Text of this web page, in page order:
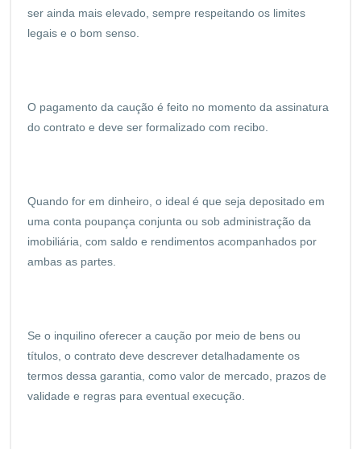
ser ainda mais elevado, sempre respeitando os limites
legais e o bom senso.
O pagamento da caução é feito no momento da assinatura
do contrato e deve ser formalizado com recibo.
Quando for em dinheiro, o ideal é que seja depositado em
uma conta poupança conjunta ou sob administração da
imobiliária, com saldo e rendimentos acompanhados por
ambas as partes.
Se o inquilino oferecer a caução por meio de bens ou
títulos, o contrato deve descrever detalhadamente os
termos dessa garantia, como valor de mercado, prazos de
validade e regras para eventual execução.